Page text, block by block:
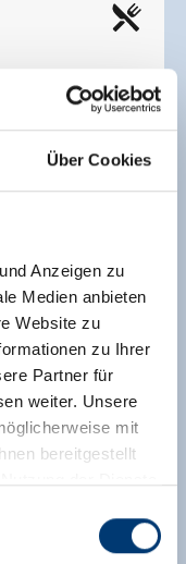
Über Cookies
Anzeigen zu
Medien anbieten
Website zu
zu Ihrer
Partner für
weiter. Unsere
mit
bereitgestellt